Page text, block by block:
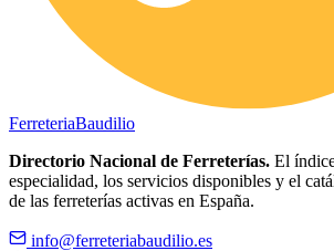
FerreteriaBaudilio
Directorio Nacional de Ferreterías. El
especialidad, los servicios disponibles y el
de las ferreterías activas en España.
info@ferreteriabaudilio.es